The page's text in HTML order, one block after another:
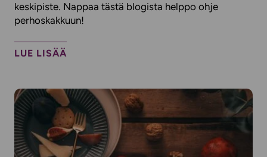
keskipiste. Nappaa tästä blogista helppo ohje
perhoskakkuun!
LUE LISÄÄ